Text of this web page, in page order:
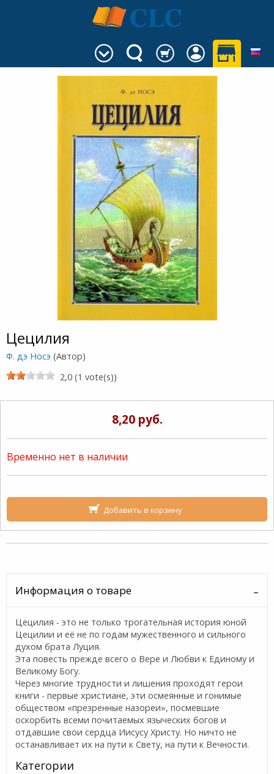
Цецилия
Ф. дэ Носэ (Автор)
2,0 (1 vote(s))
8,20 руб.
Временно нет в наличии
Добавить в корзину
Информация о товаре
Цецилия - это не только трогательная история юной
Цецилии и её не по годам мужественного и сильного
духом брата Луция.
Эта повесть прежде всего о Вере и Любви к Единому и
Великому Богу.
Через многие трудности и лишения проходят герои
книги - первые христиане, эти осмеянные и гонимые
обществом «презренные назореи», посмевшие
оскорбить всеми почитаемых языческих богов и
отдавшие свои сердца Иисусу Христу. Но ничто не
останавливает их на пути к Свету, на пути к Вечности.
Категории